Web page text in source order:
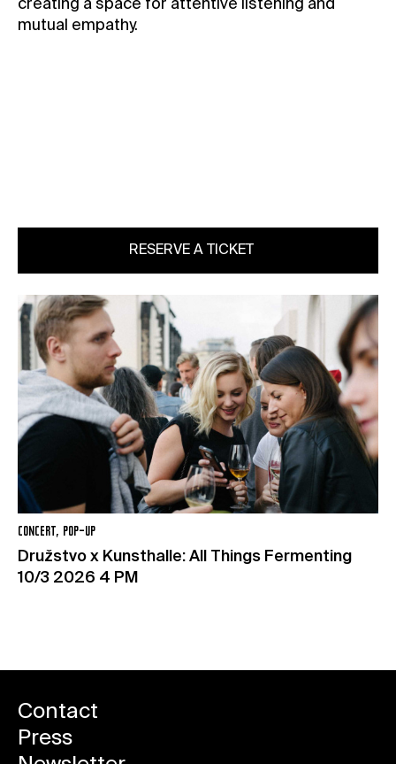
creating a space for attentive listening and
mutual empathy.
RESERVE A TICKET
CONCERT, POP-UP
Družstvo x Kunsthalle: All Things Fermenting
10/3 2026 4 PM
Contact
Press